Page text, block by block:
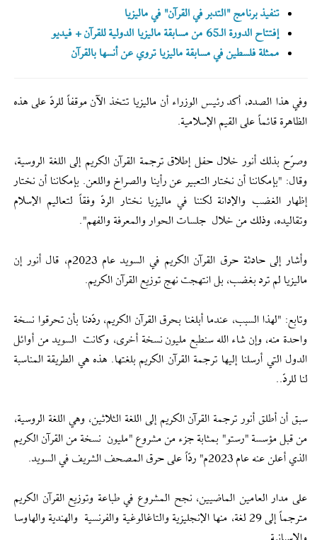
تنفيذ برنامج "التدبر في القرآن" في ماليزيا
إفتتاح الدورة الـ65 من مسابقة ماليزيا الدولية للقرآن + فيديو
ممثلة فلسطين في مسابقة ماليزيا تروي عن أنسها بالقرآن
وفي هذا الصدد، أكد رئيس الوزراء أن ماليزيا تتخذ الآن موقفاً للردّ على هذه
الظاهرة قائماً على القيم الإسلامية.
وصرّح بذلك أنور خلال حفل إطلاق ترجمة القرآن الكريم إلى اللغة الروسية،
وقال: "بإمكاننا أن نختار التعبير عن رأينا والصراخ واللعن. بإمكاننا أن نختار
إظهار الغضب والإدانة لكننا في ماليزيا نختار الردّ وفقاً لتعاليم الإسلام
وتقاليده، وذلك من خلال جلسات الحوار والمعرفة والفهم".
وأشار إلى حادثة حرق القرآن الكريم في السويد عام 2023م، قال أنور إن
ماليزيا لم ترد بغضب، بل انتهجت نهج توزيع القرآن الكريم.
وتابع: "لهذا السبب، عندما أبلغنا بحرق القرآن الكريم، ردّدنا بأن تحرقوا نسخة
واحدة منه، وإن شاء الله سنطبع مليون نسخة أخرى، وكانت السويد من أوائل
الدول التي أرسلنا إليها ترجمة القرآن الكريم بلغتها. هذه هي الطريقة المناسبة
لنا للردّ..
سبق أن أطلق أنور ترجمة القرآن الكريم إلى اللغة الثلاثين، وهي اللغة الروسية،
من قبل مؤسسة "رستو" بمثابة جزء من مشروع "مليون نسخة من القرآن الكريم
الذي أعلن عنه عام 2023م" ردّاً على حرق المصحف الشريف في السويد.
على مدار العامين الماضيين، نجح المشروع في طباعة وتوزيع القرآن الكريم
مترجماً إلى 29 لغة، منها الإنجليزية والتاغالوغية والفرنسية والهندية والهاوسا